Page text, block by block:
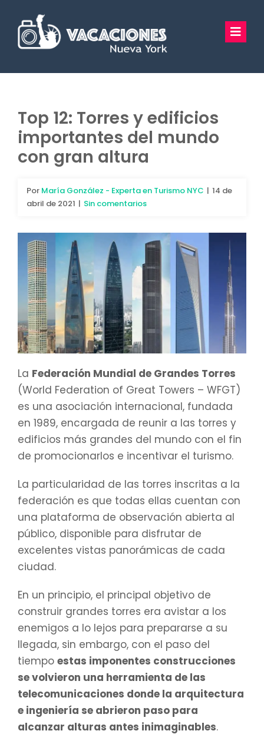
contenido
Vacaciones Nueva York
Tours Privados
Guía Turística
Hoteles
Preguntas Frecuentes
Top 12: Torres y edificios
importantes del mundo
con gran altura
Por María González - Experta en Turismo NYC | 14 de
abril de 2021 | Sin comentarios
La Federación Mundial de Grandes Torres
(World Federation of Great Towers – WFGT)
es una asociación internacional, fundada
en 1989, encargada de reunir a las torres y
edificios más grandes del mundo con el fin
de promocionarlos e incentivar el turismo.
La particularidad de las torres inscritas a la
federación es que todas ellas cuentan con
una plataforma de observación abierta al
público, disponible para disfrutar de
excelentes vistas panorámicas de cada
ciudad.
En un principio, el principal objetivo de
construir grandes torres era avistar a los
enemigos a lo lejos para prepararse a su
llegada, sin embargo, con el paso del
tiempo estas imponentes construcciones
se volvieron una herramienta de las
telecomunicaciones donde la arquitectura
e ingeniería se abrieron paso para
alcanzar alturas antes inimaginables.